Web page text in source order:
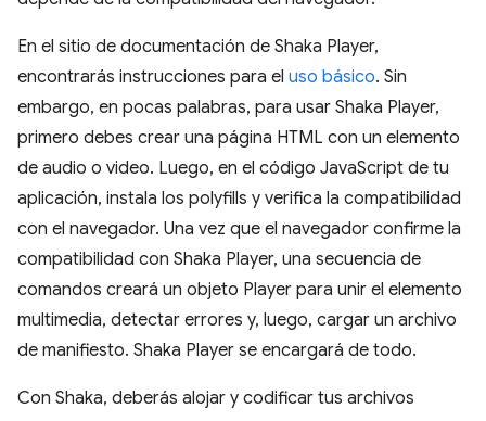
En el sitio de documentación de Shaka Player,
encontrarás instrucciones para el uso básico. Sin
embargo, en pocas palabras, para usar Shaka Player,
primero debes crear una página HTML con un elemento
de audio o video. Luego, en el código JavaScript de tu
aplicación, instala los polyfills y verifica la compatibilidad
con el navegador. Una vez que el navegador confirme la
compatibilidad con Shaka Player, una secuencia de
comandos creará un objeto Player para unir el elemento
multimedia, detectar errores y, luego, cargar un archivo
de manifiesto. Shaka Player se encargará de todo.
Con Shaka, deberás alojar y codificar tus archivos